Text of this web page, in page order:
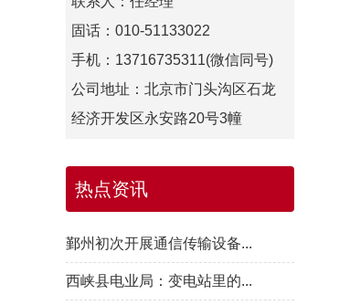
固话：010-51133022
手机：13716735311(微信同号)
公司地址：北京市门头沟区石龙
经济开发区永安路20号3幢
热点资讯
鄞州初次开展通信传输设备...
西峡县电业局：变电站里的...